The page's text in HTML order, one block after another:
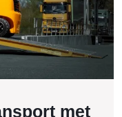
met